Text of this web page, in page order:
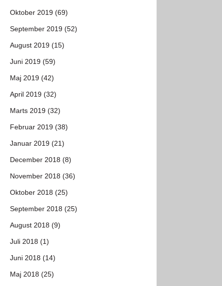
Oktober 2019 (69)
September 2019 (52)
August 2019 (15)
Juni 2019 (59)
Maj 2019 (42)
April 2019 (32)
Marts 2019 (32)
Februar 2019 (38)
Januar 2019 (21)
December 2018 (8)
November 2018 (36)
Oktober 2018 (25)
September 2018 (25)
August 2018 (9)
Juli 2018 (1)
Juni 2018 (14)
Maj 2018 (25)